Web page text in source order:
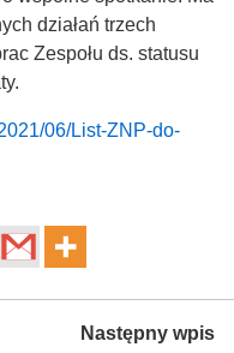
działań trzech
Zespołu ds. statusu
06/List-ZNP-do-
Następny wpis